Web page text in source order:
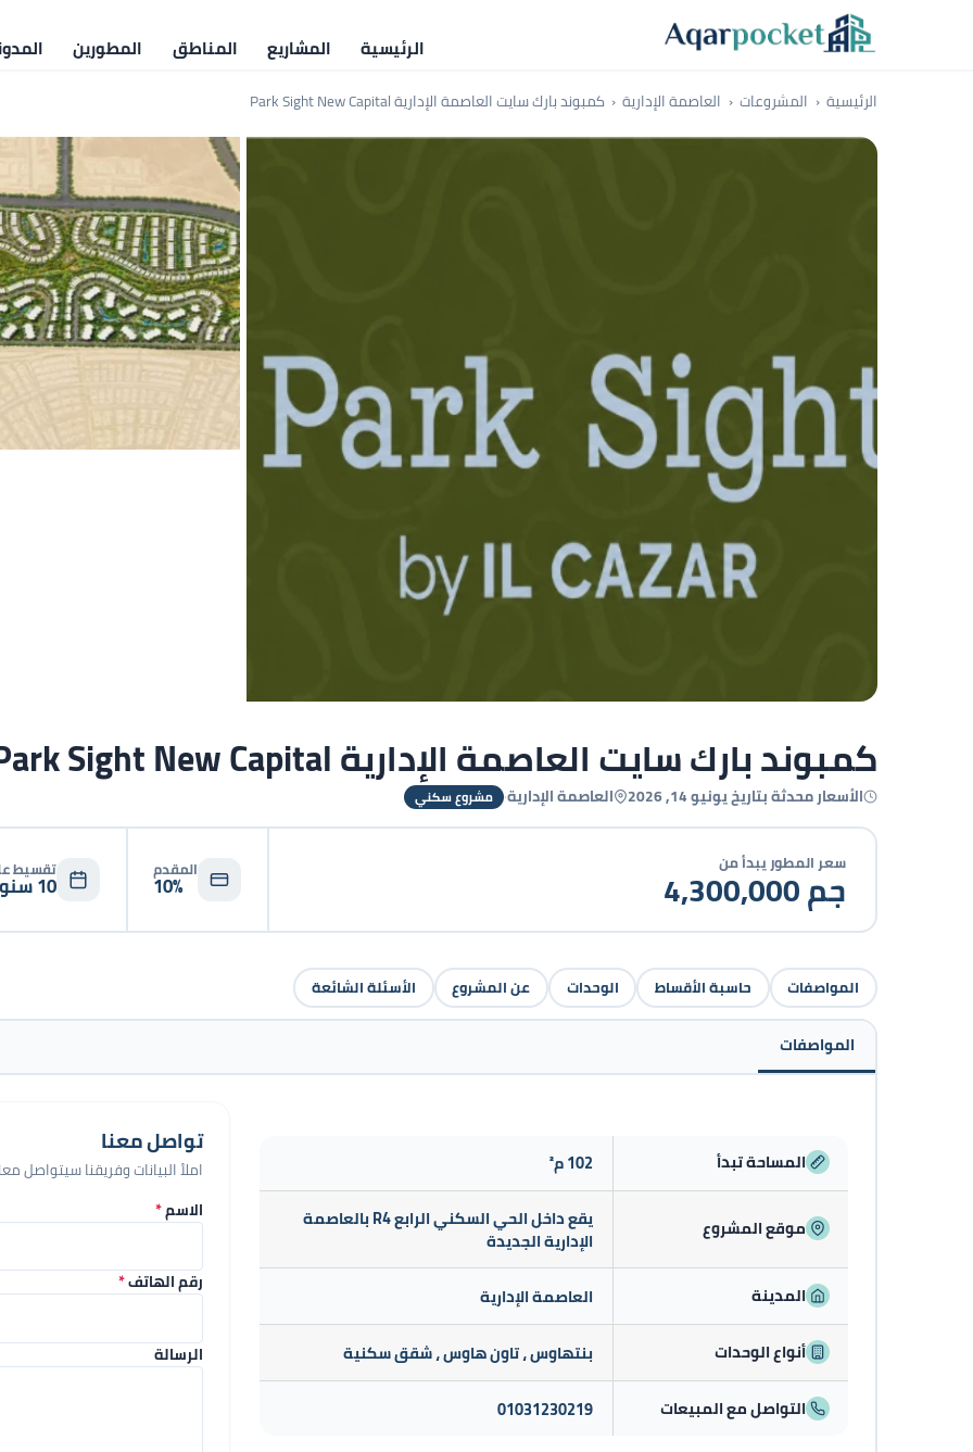
التخطي إلى المحتوى
الرئيسية المشاريع المناطق المطورين
الرئيسية المشروعات العاصمة الإدارية كمبوند بارك سايت العاصمة الإدارية Park Sight New Capital
كمبوند بارك سايت العاصمة الإدارية Park Sight New Capital
الأسعار محدثة بتاريخ يونيو 14, 2026 العاصمة الإدارية· مشروع سكني
سعر المطور يبدأ من
4,300,000 جم المقدم
10% تقسيط
10
المواصفات حاسبة الأقساط الوحدات عن المشروع الأسئلة الشائعة
المواصفات
المساحة تبدأ 102 م²
موقع المشروع يقع داخل الحي السكني الرابع R4 بالعاصمة
الإدارية الجديدة
المدينة
العاصمة الإدارية
أنواع الوحدات
بنتهاوس ، تاون هاوس ، شقق سكنية
التواصل مع المبيعات
01031230219
تواصل معنا
املأ البيانات وفريقنا
الاسم*
رقم الهاتف*
الرسالة